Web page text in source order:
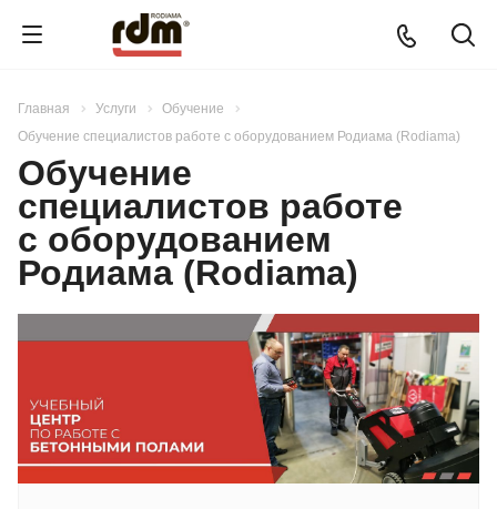
Главная Услуги
Обучение
Обучение специалистов работе с оборудованием Родиама (Rodiama)
Обучение
специалистов работе
с оборудованием
Родиама (Rodiama)